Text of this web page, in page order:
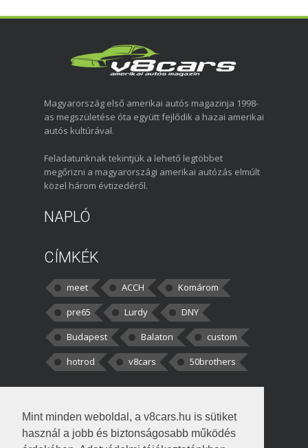
Mint minden weboldal, a v8cars.hu is sütiket
használ a jobb és biztonságosabb működés
Magyarország első amerikai autós magazinja 1998-
as megszületése óta együtt fejlődik a hazai amerikai
autós kultúrával.
Feladatunknak tekintjük a lehető legtöbbet
megőrizni a magyarországi amerikai autózás elmúlt
közel három évtizedéről.
NAPLÓ
CÍMKÉK
meet ACCH
Komárom
pre65
Lurdy
DNY
Budapest
Balaton
custom
hotrod
v8cars 50brothers
kortisz:Elszúrtam! Én csak két
darabbaal számoltam. Nem tudtam, hogy fél autót,